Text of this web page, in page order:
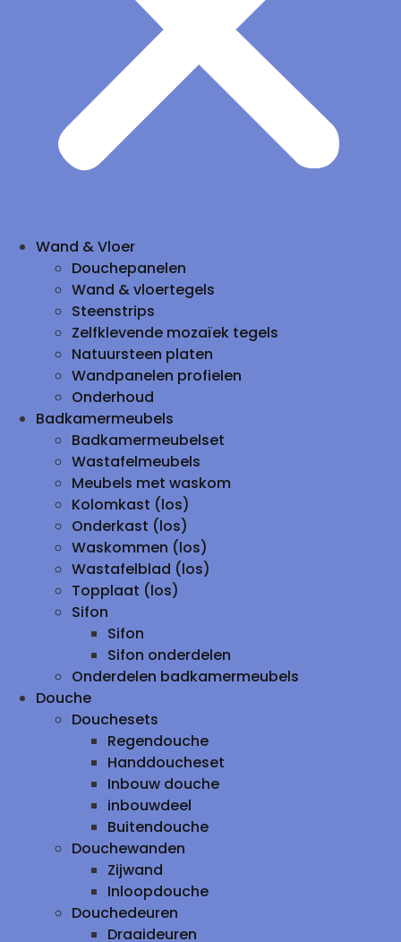
Wand & Vloer
Douchepanelen
Wand & vloertegels
Steenstrips
Zelfklevende mozaïek tegels
Natuursteen platen
Wandpanelen profielen
Onderhoud
Badkamermeubels
Badkamermeubelset
Wastafelmeubels
Meubels met waskom
Kolomkast (los)
Onderkast (los)
Waskommen (los)
Wastafelblad (los)
Topplaat (los)
Sifon
Sifon
Sifon onderdelen
Onderdelen badkamermeubels
Douche
Douchesets
Regendouche
Handdoucheset
Inbouw douche
inbouwdeel
Buitendouche
Douchewanden
Zijwand
Inloopdouche
Douchedeuren
Draaideuren